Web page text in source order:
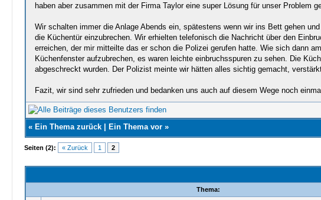
haben aber zusammen mit der Firma Taylor eine super Lösung für unser Problem
Wir schalten immer die Anlage Abends ein, spätestens wenn wir ins Bett gehen
die Küchentür einzubrechen. Wir erhielten telefonisch die Nachricht über den
erreichen, der mir mitteilte das er schon die Polizei gerufen hatte. Wie sich dann
Küchenfenster aufzubrechen, es waren leichte einbruchsspuren zu sehen. Die
abgeschreckt wurden. Der Polizist meinte wir hätten alles sichtig gemacht,
Fazit, wir sind sehr zufrieden und bedanken uns auch auf diesem Wege noch
« Ein Thema zurück| Ein Thema vor»
Seiten (2): « Zurück 1 2
Thema: